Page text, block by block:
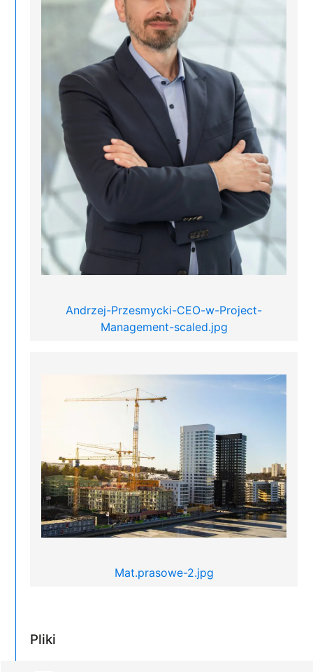
Andrzej-Przesmycki-CEO-w-Project-
Management-scaled.jpg
Mat.prasowe-2.jpg
Pliki